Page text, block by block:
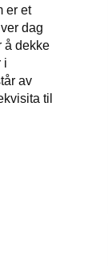
er et
dag
å dekke
i
av
til